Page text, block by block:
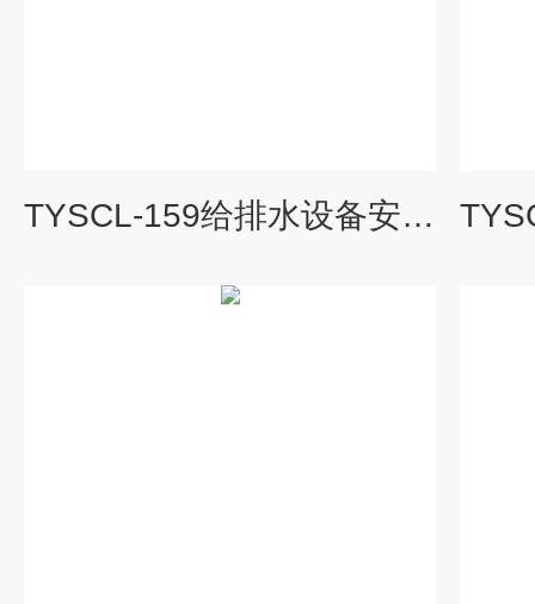
TYSCL-159给排水设备安装与控制实训装置|水处理工程实验装置